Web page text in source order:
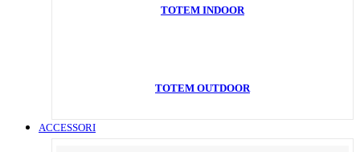
TOTEM INDOOR
TOTEM OUTDOOR
ACCESSORI